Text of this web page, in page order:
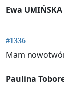
Ewa UMIŃSKA
#1336
Mam
Paulina